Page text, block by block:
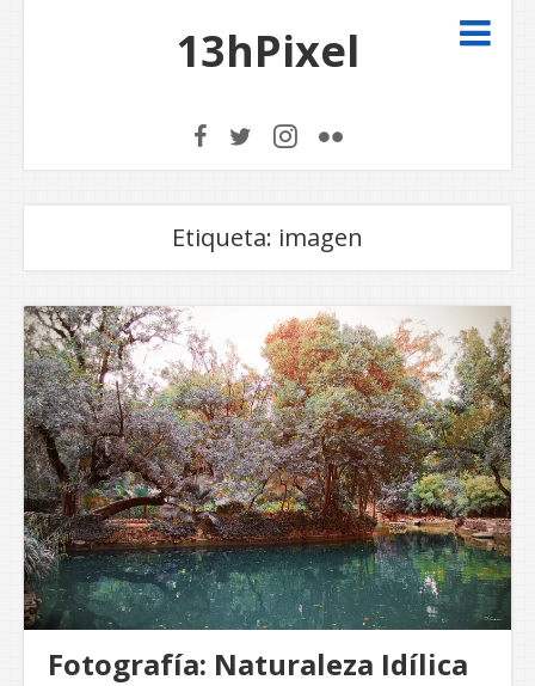
13hPixel
Etiqueta: imagen
Fotografía: Naturaleza Idílica